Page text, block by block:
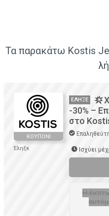
Τα παρακάτω Kostis
ΚΟΥΠΌΝΙ
Έληξε
ΈΛΗΞΕ
-30% –
στο
Ισχύει
H